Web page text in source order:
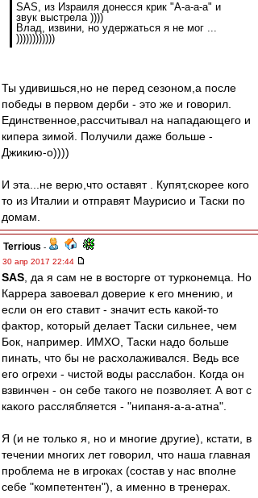
SAS, из Израиля донесся крик "А-а-а-а" и
звук выстрела ))))
Влад, извини, но удержаться я не мог ...
))))))))))))
Ты удивишься,но не перед сезоном,а после
победы в первом дерби - это же и говорил.
Единственное,рассчитывал на нападающего и
кипера зимой. Получили даже больше -
Джикию-о))))
И эта...не верю,что оставят . Купят,скорее кого
то из Италии и отправят Маурисио и Таски по
домам.
Terrious -
30 апр 2017 22:44
SAS , да я сам не в восторге от турконемца. Но
Каррера завоевал доверие к его мнению, и
если он его ставит - значит есть какой-то
фактор, который делает Таски сильнее, чем
Бок, например. ИМХО, Таски надо больше
пинать, что бы не расхолаживался. Ведь все
его огрехи - чистой воды расслабон. Когда он
взвинчен - он себе такого не позволяет. А вот с
какого расслябляется - "нипаня-а-а-атна".
Я (и не только я, но и многие другие), кстати, в
течении многих лет говорил, что наша главная
проблема не в игроках (состав у нас вполне
себе "компетентен"), а именно в тренерах.